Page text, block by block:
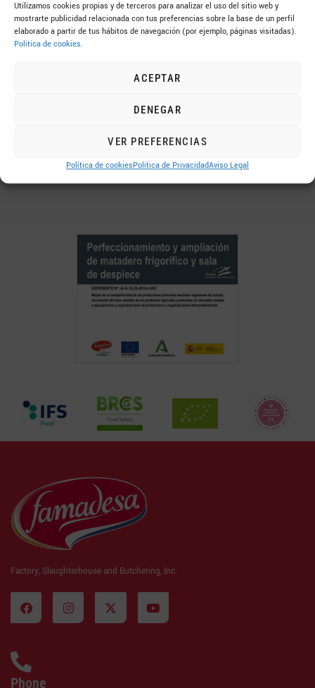
Utilizamos cookies propias y de terceros para analizar el uso del sitio web y
mostrarte publicidad relacionada con tus preferencias sobre la base de un perfil
elaborado a partir de tus hábitos de navegación (por ejemplo, páginas visitadas).
Política de cookies.
ACEPTAR
DENEGAR
VER PREFERENCIAS
Política de cookiesPolítica de PrivacidadAviso Legal
FAMADESA
952 43 30 50
Factory, Slaughterhouse and Butchering, Inc.
Phone